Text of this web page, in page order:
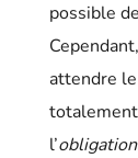
possible
attendre le
l’